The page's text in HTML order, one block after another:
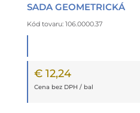
SADA GEOMETRICKÁ
Kód tovaru: 106.0000.37
€ 12,24
Cena bez DPH / bal